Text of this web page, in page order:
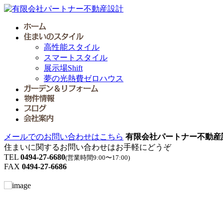
高性能スタイル
スマートスタイル
展示場Shift
夢の光熱費ゼロハウス
メールでのお問い合わせはこちら 有限会社パートナー不動産
住まいに関するお問い合わせはお手軽にどうぞ
TEL 0494-27-6680(営業時間9:00〜17:00)
FAX 0494-27-6686